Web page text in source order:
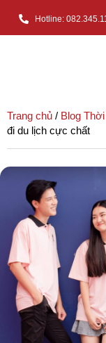
Hotline:
Trang chủ / Blog
đi du lịch cực chất